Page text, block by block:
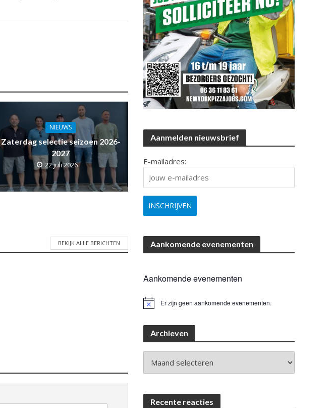
NIEUWS
Zaterdag selectie seizoen 2026-
2027
22 juli 2026
BEKIJK ALLE BERICHTEN
Aanmelden nieuwsbrief
E-mailadres:
Aankomende evenementen
Aankomende evenementen
B
t
Er zijn geen aankomende evenementen.
Archieven
Recente reacties